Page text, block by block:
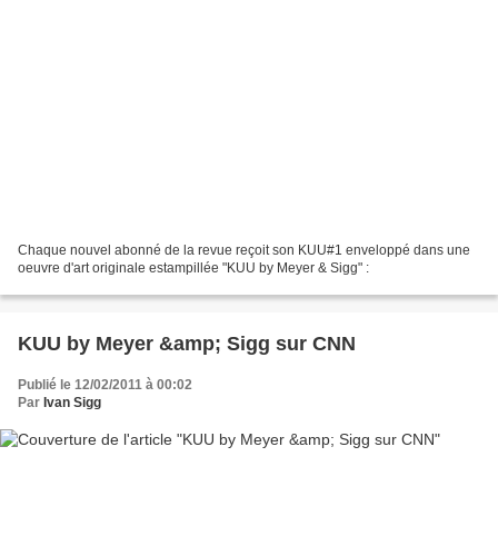
Chaque nouvel abonné de la revue reçoit son KUU#1 enveloppé dans une
oeuvre d'art originale estampillée "KUU by Meyer & Sigg" :
KUU by Meyer &amp; Sigg sur CNN
Publié le 12/02/2011 à 00:02
Par Ivan Sigg